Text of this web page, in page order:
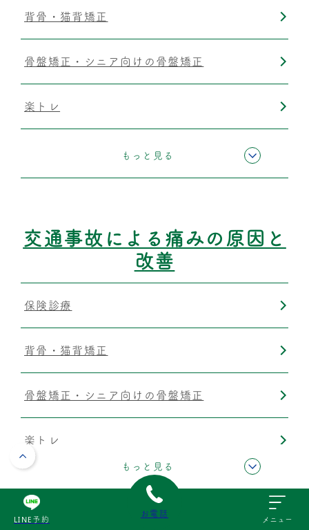
LINE予約
お電話
メニュー
背骨・猫背矯正
骨盤矯正・シニア向けの骨盤矯正
楽トレ
もっと見る
交通事故による痛みの原因と
改善
保険診療
背骨・猫背矯正
骨盤矯正・シニア向けの骨盤矯正
楽トレ
もっと見る